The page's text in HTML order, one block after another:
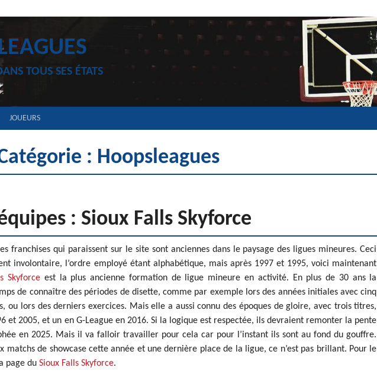
TOUS SES ÉTATS
JOUEURS
: Hoopsleagues
: Sioux Falls Skyforce
franchises qui paraissent sur le site sont anciennes dans le paysage des ligues mineures. Ceci
involontaire, l’ordre employé étant alphabétique, mais après 1997 et 1995, voici maintenant
Skyforce est la plus ancienne formation de ligue mineure en activité. En plus de 30 ans la
de connaître des périodes de disette, comme par exemple lors des années initiales avec cinq
ou lors des derniers exercices. Mais elle a aussi connu des époques de gloire, avec trois titres,
et 2005, et un en G-League en 2016. Si la logique est respectée, ils devraient remonter la pente
en 2025. Mais il va falloir travailler pour cela car pour l’instant ils sont au fond du gouffre.
de showcase cette année et une dernière place de la ligue, ce n’est pas brillant. Pour le
page du Sioux Falls Skyforce.